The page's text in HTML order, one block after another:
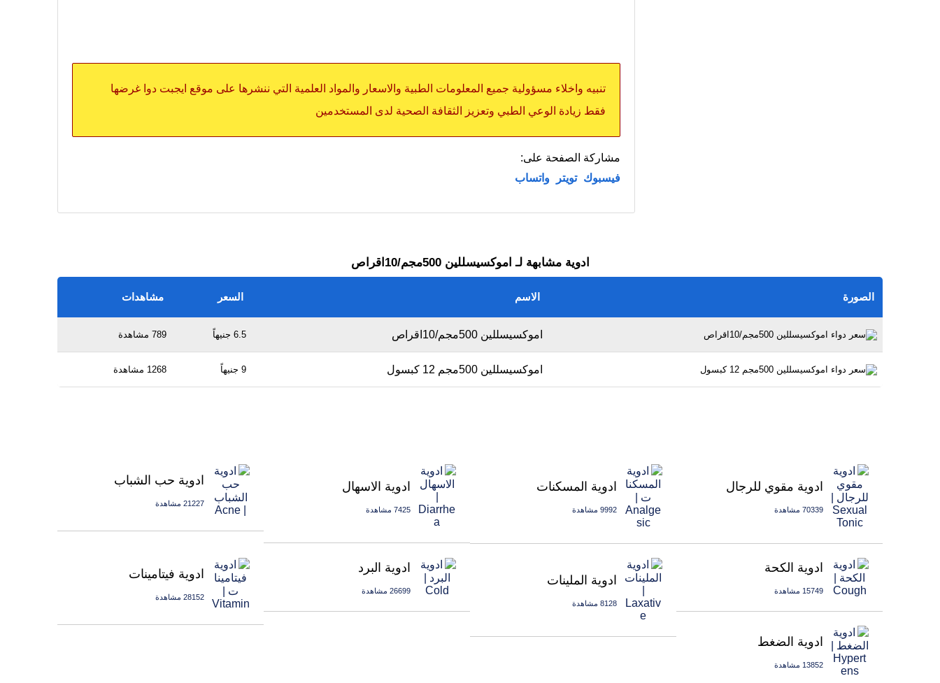
تنبيه واخلاء مسؤولية جميع المعلومات الطبية والاسعار والمواد العلمية التي ننشرها على موقع ايجبت دوا غرضها
فقط زيادة الوعي الطبي وتعزيز الثقافة الصحية لدى المستخدمين
مشاركة الصفحة على:
فيسبوك تويتر واتساب
ادوية مشابهة لـ اموكسيسللين 500مجم/10اقراص
الصورة الاسم السعر مشاهدات
اموكسيسللين 500مجم/10اقراص 6.5 جنيهاً 789 مشاهدة
اموكسيسللين 500مجم 12 كبسول 9 جنيهاً 1268 مشاهدة
ادوية حب الشباب
21227 مشاهدة
ادوية الاسهال
7425 مشاهدة
ادوية المسكنات
9992 مشاهدة
ادوية مقوي للرجال
70339 مشاهدة
ادوية فيتامينات
28152 مشاهدة
ادوية البرد
26699 مشاهدة
ادوية الملينات
8128 مشاهدة
ادوية الكحة
15749 مشاهدة
ادوية الضغط
13852 مشاهدة